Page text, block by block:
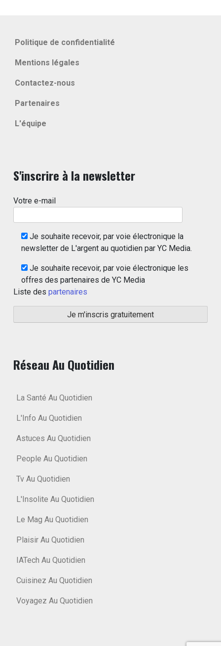
Politique de confidentialité
Mentions légales
Contactez-nous
Partenaires
L'équipe
S'inscrire à la newsletter
Votre e-mail
Je souhaite recevoir, par voie électronique la
newsletter de L'argent au quotidien par YC Media.
Je souhaite recevoir, par voie électronique les
offres des partenaires de YC Media
Liste des partenaires
Réseau Au Quotidien
La Santé Au Quotidien
L'Info Au Quotidien
Astuces Au Quotidien
People Au Quotidien
Tv Au Quotidien
L'Insolite Au Quotidien
Le Mag Au Quotidien
Plaisir Au Quotidien
IATech Au Quotidien
Cuisinez Au Quotidien
Voyagez Au Quotidien